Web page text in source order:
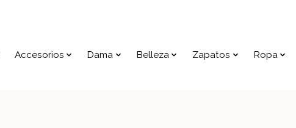
Accesorios Dama Belleza Zapatos Ropa